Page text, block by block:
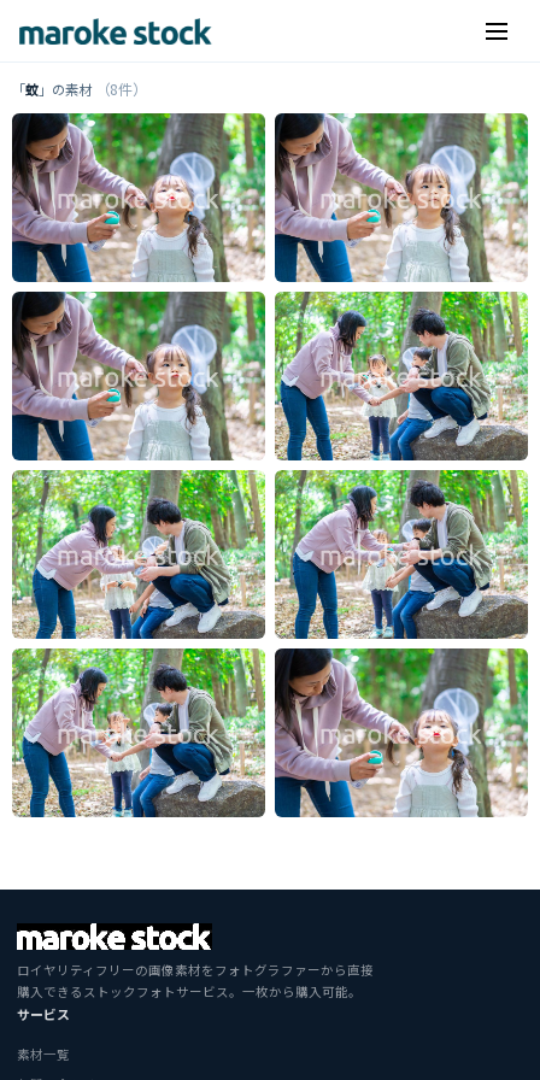
「蚊」の素材 （8件）
ロイヤリティフリーの画像素材をフォトグラファーから直接
購入できるストックフォトサービス。一枚から購入可能。
サービス
素材一覧